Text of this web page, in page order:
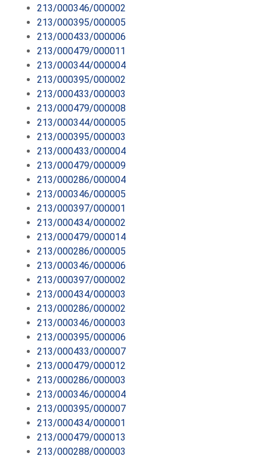
213/000346/000002
213/000395/000005
213/000433/000006
213/000479/000011
213/000344/000004
213/000395/000002
213/000433/000003
213/000479/000008
213/000344/000005
213/000395/000003
213/000433/000004
213/000479/000009
213/000286/000004
213/000346/000005
213/000397/000001
213/000434/000002
213/000479/000014
213/000286/000005
213/000346/000006
213/000397/000002
213/000434/000003
213/000286/000002
213/000346/000003
213/000395/000006
213/000433/000007
213/000479/000012
213/000286/000003
213/000346/000004
213/000395/000007
213/000434/000001
213/000479/000013
213/000288/000003